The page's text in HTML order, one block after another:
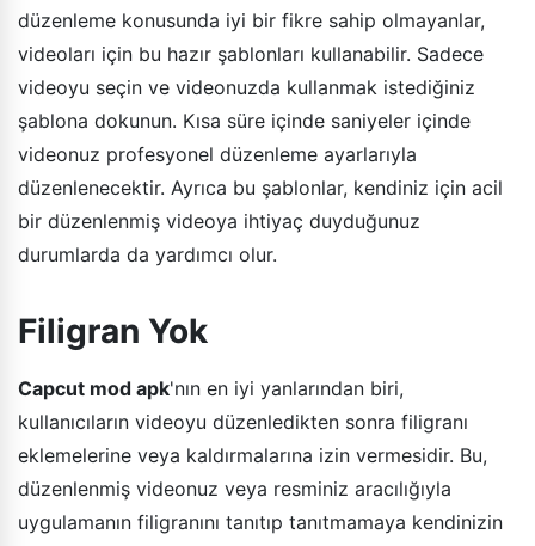
düzenleme konusunda iyi bir fikre sahip olmayanlar,
videoları için bu hazır şablonları kullanabilir. Sadece
videoyu seçin ve videonuzda kullanmak istediğiniz
şablona dokunun. Kısa süre içinde saniyeler içinde
videonuz profesyonel düzenleme ayarlarıyla
düzenlenecektir. Ayrıca bu şablonlar, kendiniz için acil
bir düzenlenmiş videoya ihtiyaç duyduğunuz
durumlarda da yardımcı olur.
Filigran Yok
Capcut mod apk'nın en iyi yanlarından biri,
kullanıcıların videoyu düzenledikten sonra filigranı
eklemelerine veya kaldırmalarına izin vermesidir. Bu,
düzenlenmiş videonuz veya resminiz aracılığıyla
uygulamanın filigranını tanıtıp tanıtmamaya kendinizin